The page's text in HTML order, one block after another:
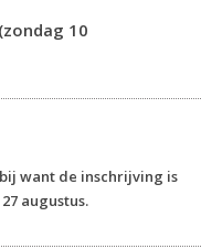
10
want de inschrijving is
augustus.